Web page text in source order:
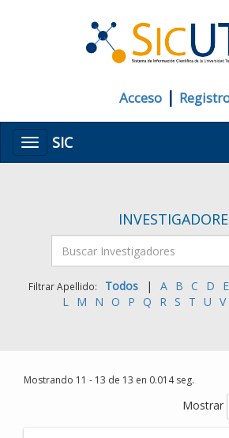
Acceso |
MenúSIC
Filtrar Apellido: Todos | A B C D E
L M N O P Q R S T U V
Mostrando 11 - 13 de 13 en 0.014 seg.
Mostrar